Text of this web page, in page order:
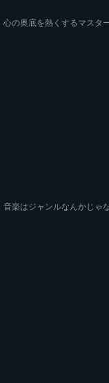
心の奥底を熱くするマスタ
音楽はジャンルなんかじゃ